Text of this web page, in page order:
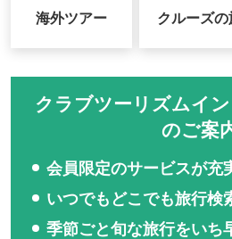
海外ツアー クルーズの
クラブツーリズムイ
のご案
会員限定のサービスが充
いつでもどこでも旅行検
季節ごと旬な旅行をいち